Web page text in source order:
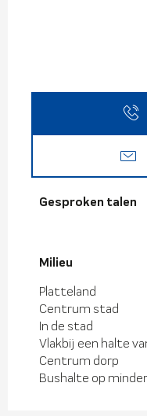
Gesproken talen
Gesproken talen
Milieu
Milieu
Platteland
Centrum stad
In de stad
Vlakbij een halte
Centrum dorp
Bushalte op